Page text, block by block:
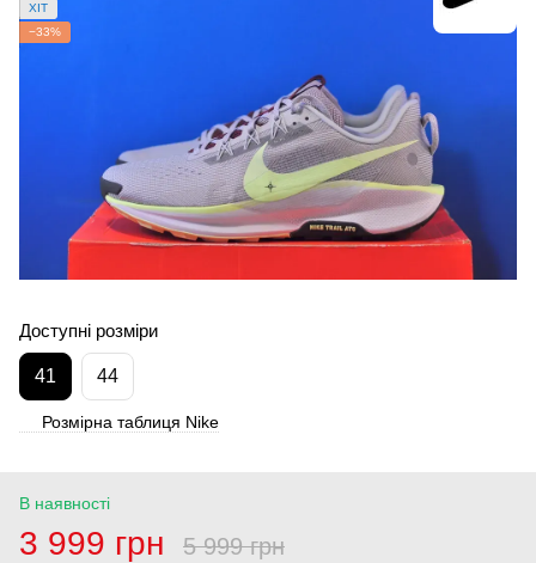
ХІТ
−33%
Доступні розміри
41 44
Розмірна таблиця Nike
В наявності
3 999 грн 5 999 грн